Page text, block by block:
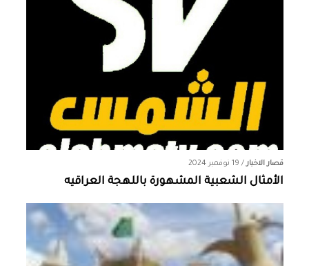
قصار الاخبار/ 19 نوفمبر 2024
الأمثال الشعبية المشهورة باللهجة العراقيه